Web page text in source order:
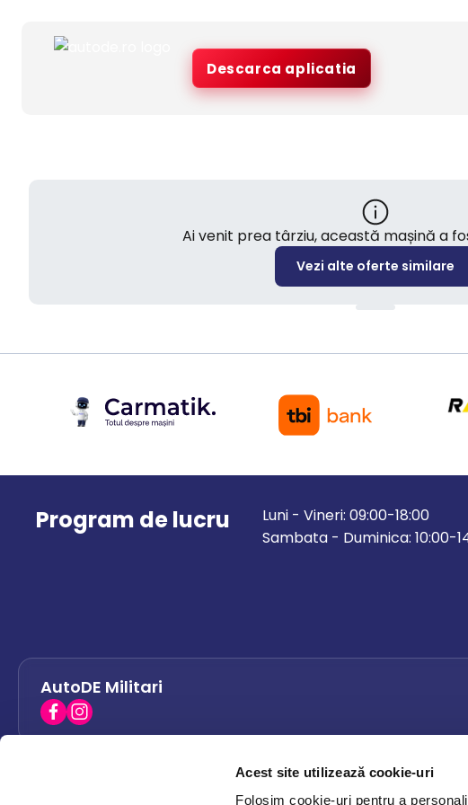
Acest site utilizează cookie-uri
Folosim cookie-uri pentru a
Descarca aplicatia
Ai venit prea târziu, această mașină a
Vezi alte oferte similare
Program de lucru
Luni - Vineri: 09:00-18:00
Sambata - Duminica: 10:00-
AutoDE Militari